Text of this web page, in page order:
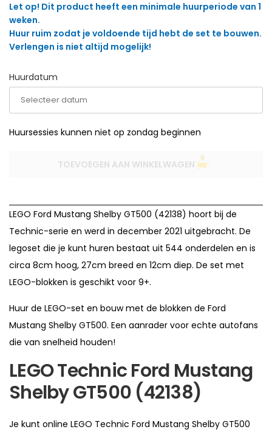
Let op! Dit product heeft een minimale huurperiode van 1
weken.
Huur ruim zodat je voldoende tijd hebt de set te bouwen.
Verlengen is niet altijd mogelijk!
Huurdatum
Huursessies kunnen niet op zondag beginnen
TOEVOEGEN AAN WINKELWAGEN
LEGO Ford Mustang Shelby GT500 (42138) hoort bij de
Technic-serie en werd in december 2021 uitgebracht. De
legoset die je kunt huren bestaat uit 544 onderdelen en is
circa 8cm hoog, 27cm breed en 12cm diep. De set met
LEGO-blokken is geschikt voor 9+.
Huur de LEGO-set en bouw met de blokken de Ford
Mustang Shelby GT500. Een aanrader voor echte autofans
die van snelheid houden!
LEGO Technic Ford Mustang
Shelby GT500 (42138)
Je kunt online LEGO Technic Ford Mustang Shelby GT500